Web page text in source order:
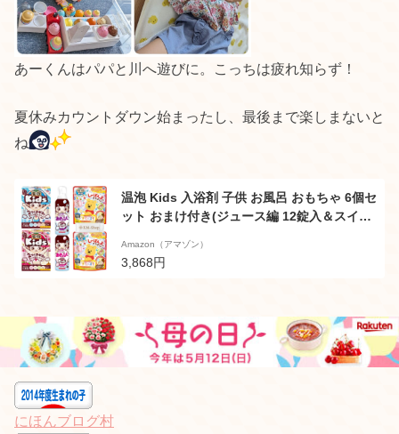
あーくんはパパと川へ遊びに。こっちは疲れ知らず！
夏休みカウントダウン始まったし、最後まで楽しまないと
ね
温泡 Kids 入浴剤 子供 お風呂 おもちゃ 6個セ
ット おまけ付き(ジュース編 12錠入＆スイー
香り 160ml＆ブドウの香り 160ml/わくわくバ
スボール くまのプーさん ハニー＆フルーツの
Amazon（アマゾン）
3,868円
にほんブログ村